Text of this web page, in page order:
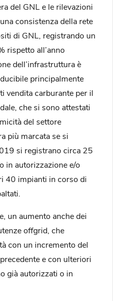
del GNL e le rilevazioni
consistenza della rete
di GNL, registrando un
rispetto all’anno
dell’infrastruttura è
principalmente
vendita carburante per il
che si sono attestati
del settore
più marcata se si
si registrano circa 25
in autorizzazione e/o
40 impianti in corso di
un aumento anche dei
offgrid, che
con un incremento del
e con ulteriori
già autorizzati o in